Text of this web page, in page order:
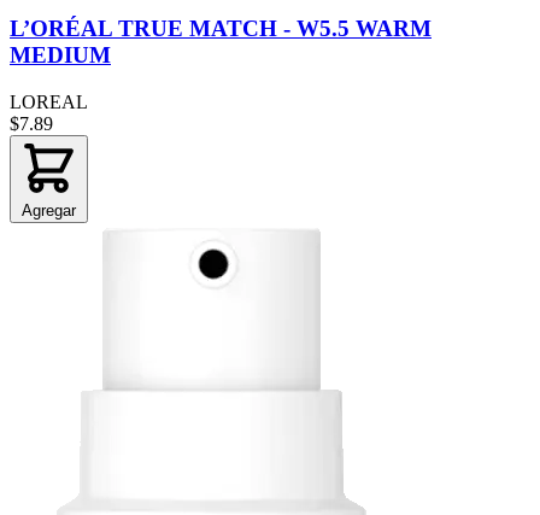
L’ORÉAL TRUE MATCH - W5.5 WARM
MEDIUM
LOREAL
$7.89
Agregar